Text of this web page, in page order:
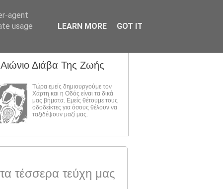
Διάβα Της Ζωής
Τώρα εμείς δημιουργούμε τον
Χάρτη και η Οδός είναι τα δικά
μας βήματα. Εμείς θέτουμε τους
οδοδείκτες για όσους θέλουν να
ταξιδέψουν μαζί μας.
τέσσερα τεύχη μας
agent
usage
LEARN MORE GOT IT